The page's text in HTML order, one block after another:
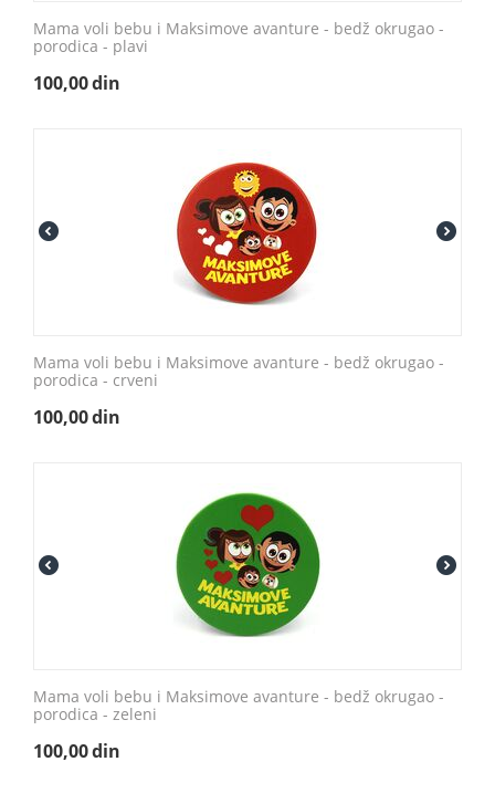
Mama voli bebu i Maksimove avanture - bedž okrugao -
porodica - plavi
100,00din
Mama voli bebu i Maksimove avanture - bedž okrugao -
porodica - crveni
100,00din
Mama voli bebu i Maksimove avanture - bedž okrugao -
porodica - zeleni
100,00din